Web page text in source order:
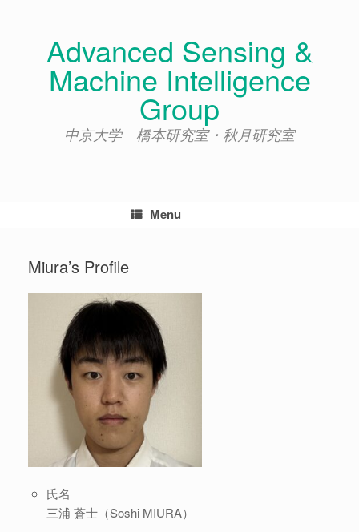
Advanced Sensing &
Machine Intelligence
Group
中京大学 橋本研究室・秋月研究室
Menu
Miura’s Profile
氏名
三浦 蒼士（Soshi MIURA）